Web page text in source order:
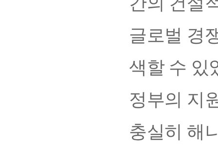
글로벌 경
색할 수 있
정부의 지
충실히 해